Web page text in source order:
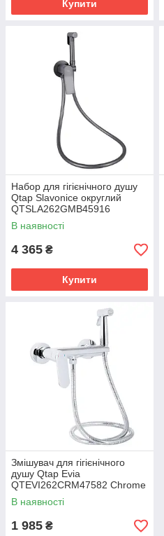
шланг для гігієнічного душу
лійка для гігієнічного душу
гігієнічний душ преміум
Купити
Набор для гігієнічного душу
Qtap Slavonice округлий
QTSLA262GMB45916
Gunmetal Black PVD
В наявності
4 365 ₴
Купити
Змішувач для гігієнічного
душу Qtap Evia
QTEVI262CRM47582 Chrome
В наявності
1 985 ₴